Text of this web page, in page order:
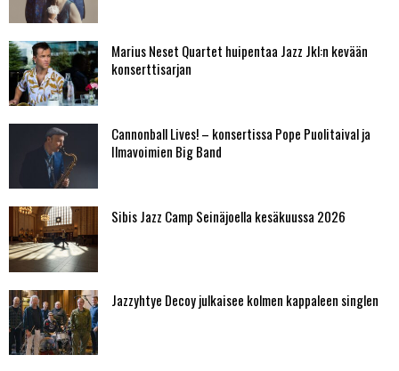
Marius Neset Quartet huipentaa Jazz Jkl:n kevään
konserttisarjan
Cannonball Lives! – konsertissa Pope Puolitaival ja
Ilmavoimien Big Band
Sibis Jazz Camp Seinäjoella kesäkuussa 2026
Jazzyhtye Decoy julkaisee kolmen kappaleen singlen